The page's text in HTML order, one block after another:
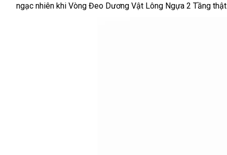
sỉ
ngạc nhiên khi Vòng Đeo Dương Vật Lông Ngựa 2 Tầng​